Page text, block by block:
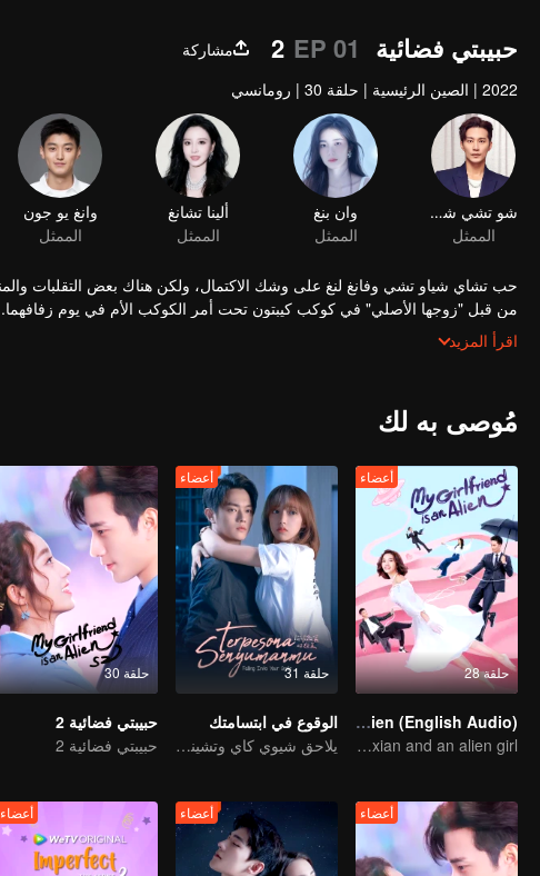
حبيبتي فضائية 2 EP 01
مشاركة
2022
| الصين الرئيسية | حلقة 30 | رومانسي
شو تشي شيان
الممثل
وان بنغ
الممثل
ألينا تشانغ
الممثل
وانغ يو جون
الممثل
حب تشاي شياو تشي وفانغ لنغ على وشك الاكتمال، ولكن هناك بعض التقلبات
من قبل "زوجها الأصلي" في كوكب كيبتون تحت أمر الكوكب الأم في يوم
ستجلب للجمهور إحساسًا بالانتعاش والمفاجأة.
اقرأ المزيد
مُوصى به لك
حلقة 28
أعضاء
My Girlfriend is an Alien (English Audio)
The encounter between overbearing boss Xu Zhixian and an alien girl
حلقة 31
أعضاء
الوقوع في ابتسامتك
يلاحق شيوي كاي وتشينغ شياو الأحلام بحماس
حلقة 30
حبيبتي فضائية 2
حبيبتي فضائية 2
أعضاء أعضاء أعضاء